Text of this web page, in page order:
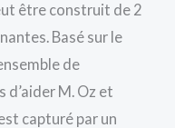
être construit de 2
Basé sur le
de
M. Oz et
capturé par un